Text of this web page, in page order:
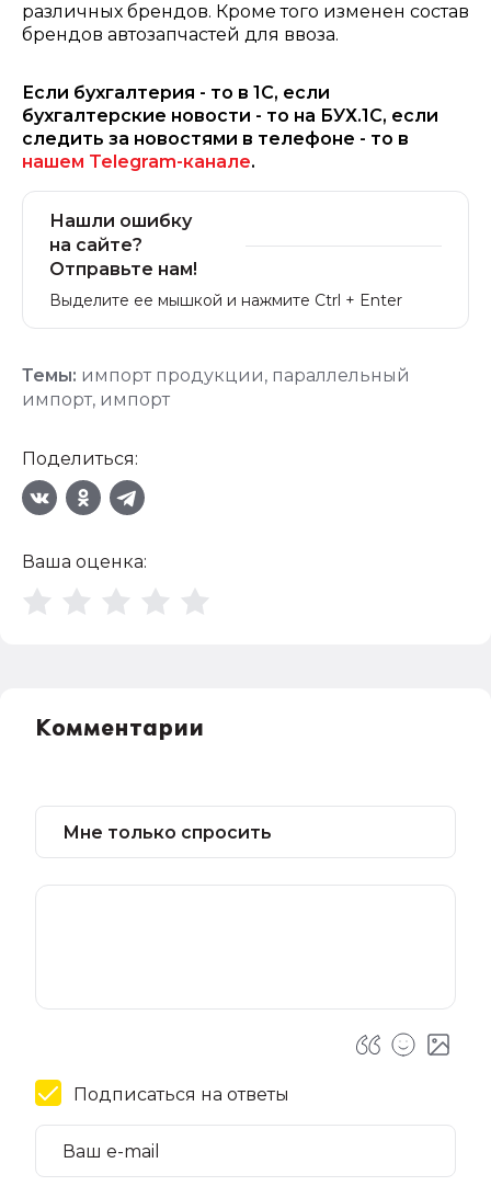
различных брендов. Кроме того изменен состав
брендов автозапчастей для ввоза.
Если бухгалтерия - то в 1С, если
бухгалтерские новости - то на БУХ.1С, если
следить за новостями в телефоне - то в
нашем Telegram-канале.
Нашли ошибку
на сайте?
Отправьте нам!
Выделите ее мышкой и нажмите Ctrl + Enter
Темы: импорт продукции, параллельный
импорт, импорт
Поделиться:
Ваша оценка:
Комментарии
Подписаться на ответы